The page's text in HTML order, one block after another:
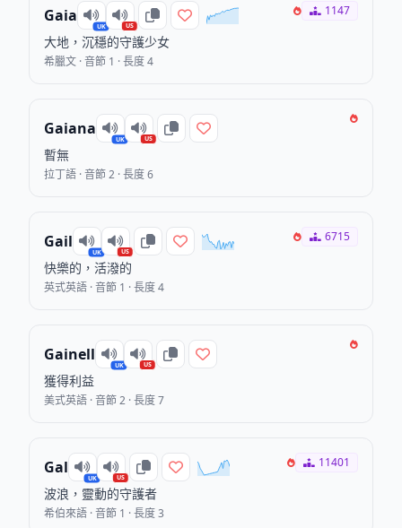
Gaia
UK US
大地，沉穩的守護少女
希臘文 · 音節 1 · 長度 4
1147
Gaiana
UK US
暫無
拉丁語 · 音節 2 · 長度 6
Gail
UK US
快樂的，活潑的
英式英語 · 音節 1 · 長度 4
6715
Gainell
UK US
獲得利益
美式英語 · 音節 2 · 長度 7
Gal
UK US
波浪，靈動的守護者
希伯來語 · 音節 1 · 長度 3
11401